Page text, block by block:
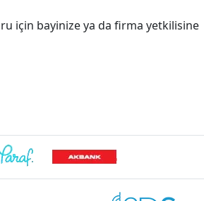
için bayinize ya da firma yetkilisine